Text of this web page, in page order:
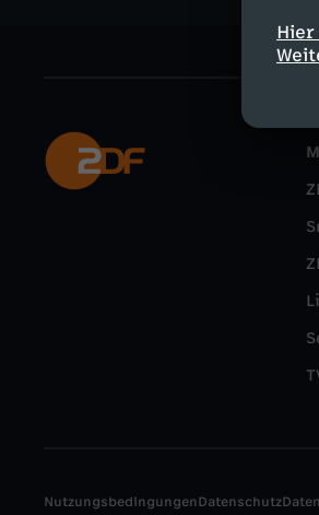
NutzungsbedingungenDatenschutz